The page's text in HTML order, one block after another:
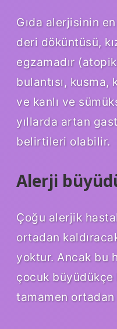
Gıda alerjisinin
deri döküntüsü,
egzamadır
bulantısı, kusma,
ve kanlı ve
yıllarda artan
belirtileri olabilir.
Alerji
Çoğu alerjik
ortadan
yoktur. Ancak bu
çocuk
tamamen ortadan